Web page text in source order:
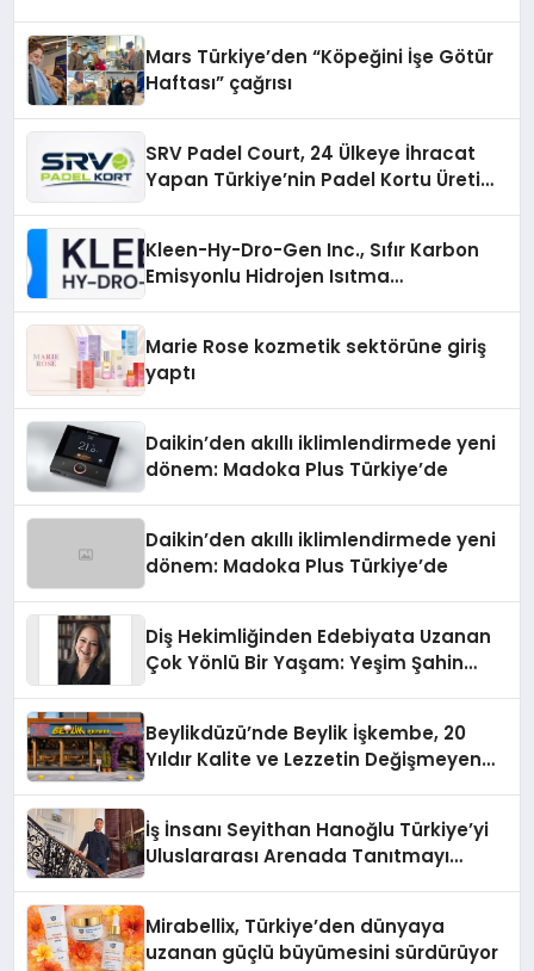
Mars Türkiye’den “Köpeğini İşe Götür
Haftası” çağrısı
SRV Padel Court, 24 Ülkeye İhracat
Yapan Türkiye’nin Padel Kortu Üretim
Kleen-Hy-Dro-Gen Inc., Sıfır Karbon
Emisyonlu Hidrojen Isıtma
Marie Rose kozmetik sektörüne giriş
yaptı
Daikin’den akıllı iklimlendirmede yeni
dönem: Madoka Plus Türkiye’de
Daikin’den akıllı iklimlendirmede yeni
dönem: Madoka Plus Türkiye’de
Diş Hekimliğinden Edebiyata Uzanan
Çok Yönlü Bir Yaşam: Yeşim Şahin
Beylikdüzü’nde Beylik İşkembe, 20
Yıldır Kalite ve Lezzetin Değişmeyen
İş İnsanı Seyithan Hanoğlu Türkiye’yi
Uluslararası Arenada Tanıtmayı
Mirabellix, Türkiye’den dünyaya
uzanan güçlü büyümesini sürdürüyor